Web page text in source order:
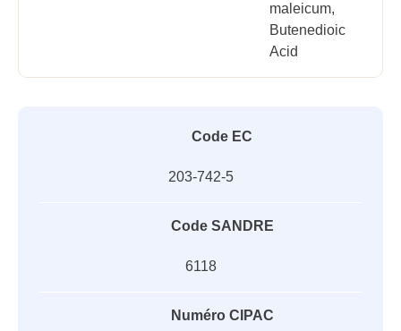
maleicum,
Butenedioic
Acid
Code EC
203-742-5
Code SANDRE
6118
Numéro CIPAC